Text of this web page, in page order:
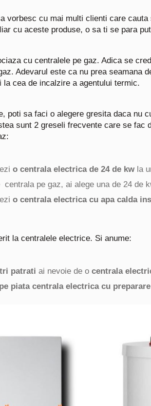
vorbesc cu mai multi clienti care
cu aceste produse, o sa ti se para
cu centralele pe gaz. Adica se
Adevarul este ca nu prea seamana
la cea de incalzire a agentului termic.
poti sa faci o alegere gresita daca nu
sunt 2 greseli frecvente care se fac
o centrala electrica de 24 de kw la
centrala pe gaz, ai alege una de 24 de
o centrala electrica cu apa calda
la centralele electrice. Si anume:
patrati ai nevoie de o centrala
piata centrala electrica cu